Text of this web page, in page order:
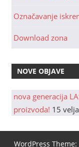
Označavanje
Download zona
NOVE OBJAVE
nova generacija
proizvoda! 15
WordPress